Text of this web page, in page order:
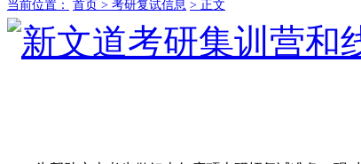
当前位置： 首页 > 考研复试信息 > 正文